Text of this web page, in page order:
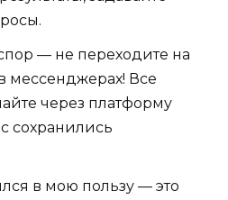
— не переходите на
мессенджерах! Все
через платформу
сохранились
в мою пользу — это